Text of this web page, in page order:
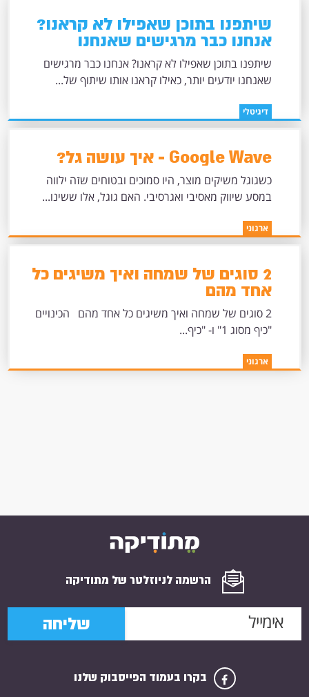
שיתפנו בתוכן שאפילו לא קראנו?
אנחנו כבר מרגישים שאנחנו
יודעים יותר, כאילו קראנו אותו
שיתפנו בתוכן שאפילו לא קראנו? אנחנו כבר מרגישים
שאנחנו יודעים יותר, כאילו קראנו אותו שיתוף של...
דיגיטלי
Google Wave - איך עושה גל?
כשגוגל משיקים מוצר, היו סמוכים ובטוחים שזה ילווה
במסע שיווק מאסיבי ואגרסיבי. האם גוגל, אלו ששינו...
ארגוני
2 סוגים של שמחה ואיך משיגים כל
אחד מהם
2 סוגים של שמחה ואיך משיגים כל אחד מהם הכינויים
"כיף מסוג 1" ו- "כיף...
ארגוני
הרשמה לניוזלטר של מתודיקה
שליחה
בקרו בעמוד הפייסבוק שלנו